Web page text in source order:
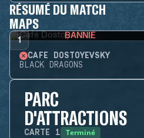
RÉSUMÉ DU MATCH
MAPS
1 BANNIE
CAFÉ DOSTOYEVSKY
BLACK DRAGONS
PARC
D'ATTRACTIONS
CARTE 1 Terminé